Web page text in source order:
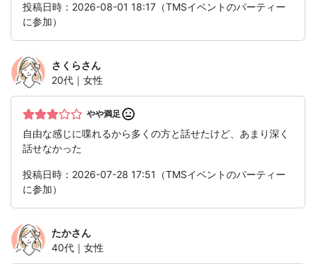
投稿日時：2026-08-01 18:17（TMSイベントのパーティー
に参加）
さくらさん
20代｜女性
やや満足
自由な感じに喋れるから多くの方と話せたけど、あまり深く
話せなかった
投稿日時：2026-07-28 17:51（TMSイベントのパーティー
に参加）
たかさん
40代｜女性